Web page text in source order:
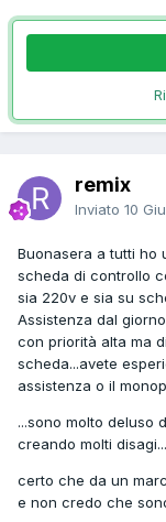
remix
Inviato 10
Buonasera a tutti ho
scheda di controllo
sia 220v e sia su
Assistenza dal
con priorità alta ma
scheda...avete
assistenza o il
...sono molto deluso
creando molti
certo che da un
e non credo che